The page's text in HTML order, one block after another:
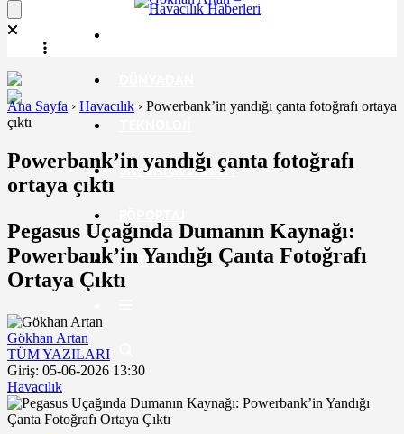
SAVUNMA SANAYI
GEZI REHBERI
Ana Sayfa › Havacılık › Powerbank’in yandığı çanta fotoğrafı ortaya
çıktı
Powerbank’in yandığı çanta fotoğrafı
ortaya çıktı
Pegasus Uçağında Dumanın Kaynağı:
Powerbank’in Yandığı Çanta Fotoğrafı
Ortaya Çıktı
Gökhan Artan
TÜM YAZILARI
Giriş: 05-06-2026 13:30
Havacılık